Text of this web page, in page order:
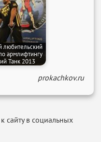
любительский
армлифтингу
Танк 2013
prokachkov.ru
сайту в социальных